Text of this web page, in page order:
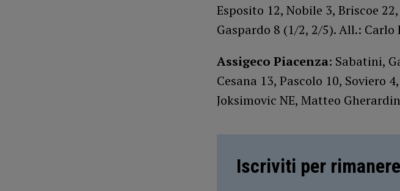
Esposito 12, Nobile 3, Briscoe
Gaspardo 8 (1/2, 2/5). All.:
Assigeco Piacenza: Sabatini,
Cesana 13, Pascolo 10, Soviero
Joksimovic NE, Matteo
Iscriviti per